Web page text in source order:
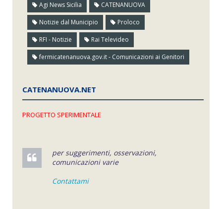
Agi News Sicilia CATENANUOVA
Notizie dal Municipio Proloco
RFI - Notizie Rai Televideo
fermicatenanuova.gov.it - Comunicazioni ai Genitori
CATENANUOVA.NET
PROGETTO SPERIMENTALE
per suggerimenti, osservazioni,
comunicazioni varie
Contattami